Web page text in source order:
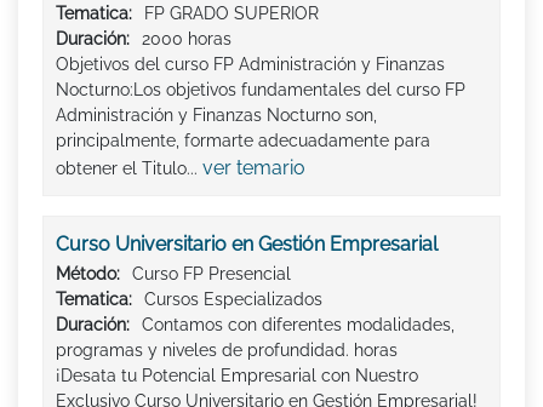
Tematica:
FP GRADO SUPERIOR
Duración:
2000 horas
Objetivos del curso FP Administración y Finanzas
Nocturno:Los objetivos fundamentales del curso FP
Administración y Finanzas Nocturno son,
principalmente, formarte adecuadamente para
obtener el Titulo... ver temario
Curso Universitario en Gestión Empresarial
Método:
Curso FP Presencial
Tematica:
Cursos Especializados
Duración:
Contamos con diferentes modalidades,
programas y niveles de profundidad. horas
¡Desata tu Potencial Empresarial con Nuestro
Exclusivo Curso Universitario en Gestión Empresarial!